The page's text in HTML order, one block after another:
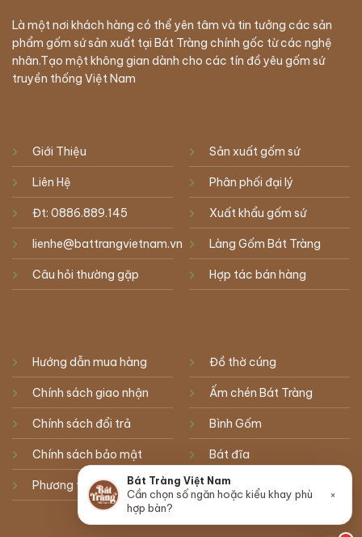
Bát Tràng Việt Nam
Cần chọn số ngăn hoặc kiểu khay phù
hợp bàn?
×
Là một nơi khách hàng có thể yên tâm và tin tưởng các sản
phẩm gốm sứ sản xuất tại Bát Tràng chính gốc từ các nghệ
nhân.Tạo một không gian dành cho các tín đồ yêu gốm sứ
truyền thống Việt Nam
Giới Thiệu
Liên Hệ
Đt: 0886.889.145
lienhe@battrangvietnam.vn
Câu hỏi thường gặp
Sản xuất gốm sứ
Phân phối đại lý
Xuất khẩu gốm sứ
Làng Gốm Bát Tràng
Hợp tác bán hàng
Hướng dẫn mua hàng
Chính sách giao nhận
Chính sách đổi trả
Chính sách bảo mật
Phương thức thanh toán
Đồ thờ cúng
Ấm chén Bát Tràng
Bình Gốm
Bát đĩa
Lọ hoa